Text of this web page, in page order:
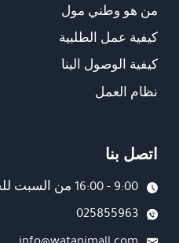
من هو وطني مول
كيفية عمل الطلبية
كيفية الوصول الينا
نظام العمل
اتصل بنا
9:00 - 16:00 من السبت للخميس
025855963